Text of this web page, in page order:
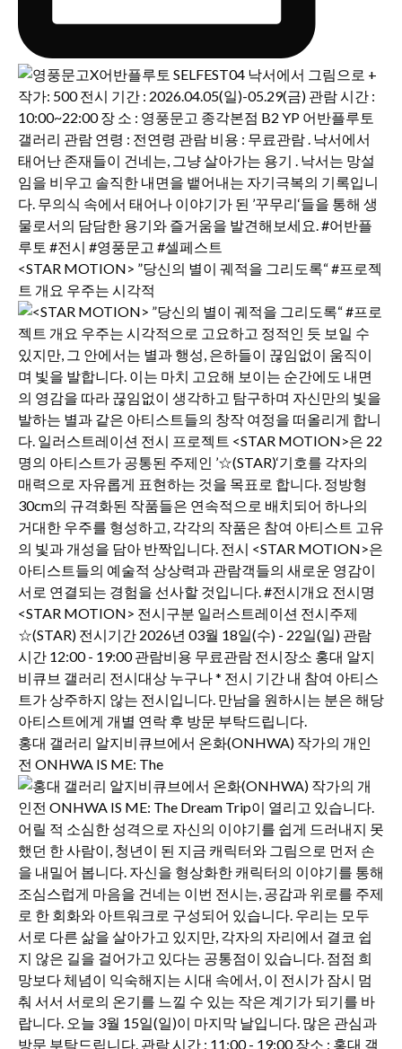
<STAR MOTION> ”당신의 별이 궤적을 그리도록“ #프로젝
트 개요 우주는 시각적
홍대 갤러리 알지비큐브에서 온화(ONHWA) 작가의 개인
전 ONHWA IS ME: The